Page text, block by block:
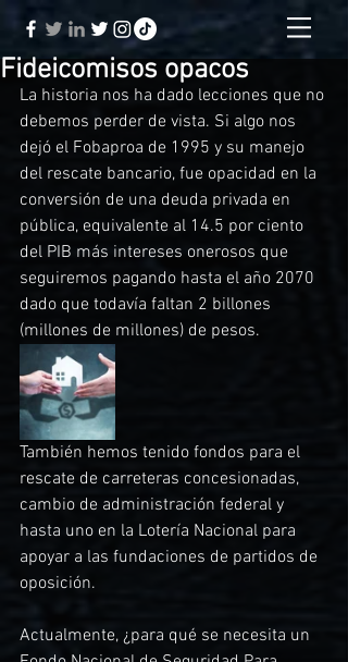
Fideicomisos opacos
La historia nos ha dado lecciones que no
debemos perder de vista. Si algo nos
dejó el Fobaproa de 1995 y su manejo
del rescate bancario, fue opacidad en la
conversión de una deuda privada en
pública, equivalente al 14.5 por ciento
del PIB más intereses onerosos que
seguiremos pagando hasta el año 2070
dado que todavía faltan 2 billones
(millones de millones) de pesos.
También hemos tenido fondos para el
rescate de carreteras concesionadas,
cambio de administración federal y
hasta uno en la Lotería Nacional para
apoyar a las fundaciones de partidos de
oposición.
Actualmente, ¿para qué se necesita un